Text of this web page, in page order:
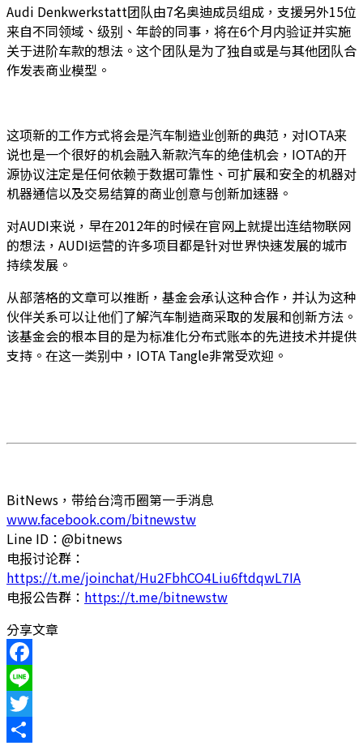
Audi Denkwerkstatt团队由7名奥迪成员组成，支援另外15位
来自不同领域、级别、年龄的同事，将在6个月内验证并实施
关于进阶车款的想法。这个团队是为了独自或是与其他团队合
作发表商业模型。
这项新的工作方式将会是汽车制造业创新的典范，对IOTA来
说也是一个很好的机会融入新款汽车的绝佳机会，IOTA的开
源协议注定是任何依赖于数据可靠性、可扩展和安全的机器对
机器通信以及交易结算的商业创意与创新加速器。
对AUDI来说，早在2012年的时候在官网上就提出连结物联网
的想法，AUDI运营的许多项目都是针对世界快速发展的城市
持续发展。
从部落格的文章可以推断，基金会承认这种合作，并认为这种
伙伴关系可以让他们了解汽车制造商采取的发展和创新方法。
该基金会的根本目的是为标准化分布式账本的先进技术并提供
支持。在这一类别中，IOTA Tangle非常受欢迎。
BitNews，带给台湾币圈第一手消息
www.facebook.com/bitnewstw
Line ID：@bitnews
电报讨论群：
https://t.me/joinchat/Hu2FbhCO4Liu6ftdqwL7IA
电报公告群： https://t.me/bitnewstw
分享文章
Facebook
Line
Twitter